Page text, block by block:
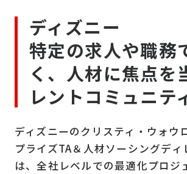
ディズニー
特定の求人や職務
く、人材に焦点を
レントコミュニテ
ディズニーのクリスティ・ウォウ
プライズTA＆人材ソーシングディ
は、全社レベルでの最適化プロジ